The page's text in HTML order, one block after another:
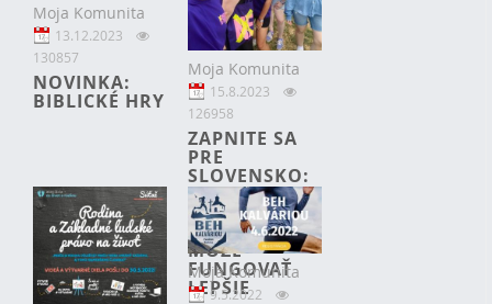
Moja Komunita
13.12.2023
130857
NOVINKA:
BIBLICKÉ HRY
Moja Komunita
15.8.2023
126958
ZAPNITE SA
PRE
SLOVENSKO:
SPOLU
DOKÁŽEME,
ŽE TO TU
MÔŽE
FUNGOVAŤ
LEPŠIE
Moja Komunita
9.5.2022